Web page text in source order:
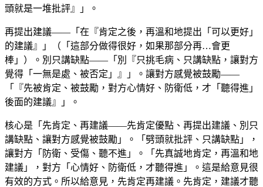
頭就是一堆批評』」。
再提出建議——「在『肯定之後，再溫和地提出「可以更好」
的建議』」（「這部分做得很好，如果那部分再…會更
棒」）。別只講缺點——「別『只挑毛病、只講缺點，讓對方
覺得「一無是處、被否定」』」。讓對方感覺被鼓勵——
「『先被肯定、被鼓勵，對方心情好、防衛低，才「聽得進」
後面的建議』」。
核心是「先肯定、再建議——先肯定優點、再提出建議、別只
講缺點、讓對方感覺被鼓勵」。「劈頭就批評、只講缺點」，
讓對方「防衛、受傷、聽不進」。「先真誠地肯定，再溫和地
建議」，對方「心情好、防衛低，才聽得進」。這是給意見很
有效的方式。所以給意見，先肯定再建議。先肯定，建議才聽